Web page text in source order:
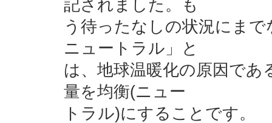
記されました。も
う待ったなしの状況にま
ニュートラル」と
は、地球温暖化の原因であ
量を均衡(ニュー
トラル)にすることです。